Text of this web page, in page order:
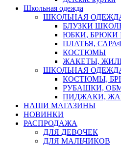
Школьная одежда
ШКОЛЬНАЯ
БЛУЗКИ
ЮБКИ, БРЮКИ
ПЛАТЬЯ,
КОСТЮМЫ
ЖАКЕТЫ,
ШКОЛЬНАЯ
КОСТЮМЫ,
РУБАШКИ,
ПИДЖАКИ,
НАШИ МАГАЗИНЫ
НОВИНКИ
РАСПРОДАЖА
ДЛЯ ДЕВОЧЕК
ДЛЯ МАЛЬЧИКОВ